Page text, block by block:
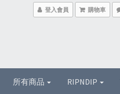
登入會員 購物車
所有商品 RIPNDIP